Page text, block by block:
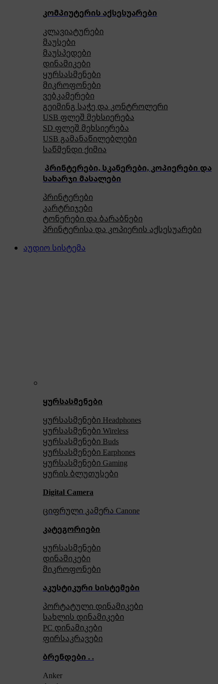
კომპიუტერის აქსესუარები
კლავიატურები
მაუსები
მაუსპედები
დინამიკები
ყურსასმენები
მიკროფონები
ვებკამერები
გეიმინგ საჭე და კონტროლერი
USB ფლეშ მეხსიერება
SD ფლეშ მეხსიერება
USB გამანაწილებლები
საწმენდი ქიმია
პრინტერები, სკანერები, კოპიერები და
სახარჯი მასალები
პრინტერები
კარტრიჯები
ტონერები და ბარაბნები
პრინტერისა და კოპიერის აქსესუარები
აუდიო სისტემა
ყურსასმენები
ყურსასმენები Headphones
ყურსასმენები Wireless
ყურსასმენები Buds
ყურსასმენები Earphones
ყურსასმენები Gaming
ყურის ბლუთუსები
Digital Camera
ციფრული კამერა Сanone
კატეგორიები
ყურსასმენები
დინამიკები
მიკროფონები
აკუსტიკური სისტემები
პორტატული დინამიკები
სახლის დინამიკები
PC დინამიკები
ფირსაკრავები
ბრენდები . .
Anker